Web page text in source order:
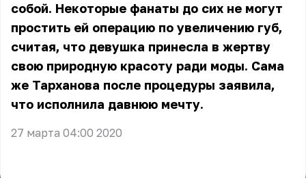
собой. Некоторые фанаты до сих не могут
простить ей операцию по увеличению губ,
считая, что девушка принесла в жертву
свою природную красоту ради моды. Сама
же Тарханова после процедуры заявила,
что исполнила давнюю мечту.
27 марта 04:00 2020